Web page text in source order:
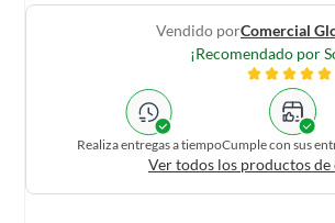
Vendido porComercial
¡Recomendado por
Realiza entregas a tiempoCumple con sus
Ver todos los productos de